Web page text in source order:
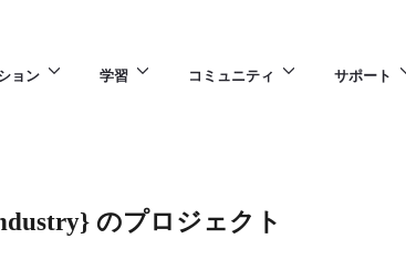
ョン 学習 コミュニティ サポート
のプロジェクト